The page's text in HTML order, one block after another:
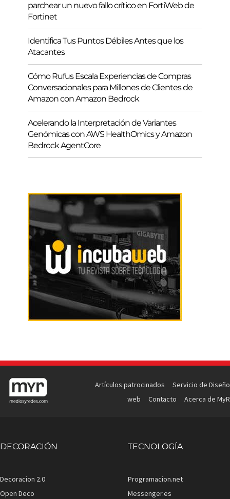
parchear un nuevo fallo crítico en FortiWeb de
Fortinet
Identifica Tus Puntos Débiles Antes que los
Atacantes
Cómo Rufus Escala Experiencias de Compras
Conversacionales para Millones de Clientes de
Amazon con Amazon Bedrock
Acelerando la Interpretación de Variantes
Genómicas con AWS HealthOmics y Amazon
Bedrock AgentCore
Artículos patrocinados
Servicio de Diseño
web
Contacto Acerca de MyR
DECORACIÓN
Decoracion 2.0
Open Deco
TECNOLOGÍA
Programacion.net
Messenger.es